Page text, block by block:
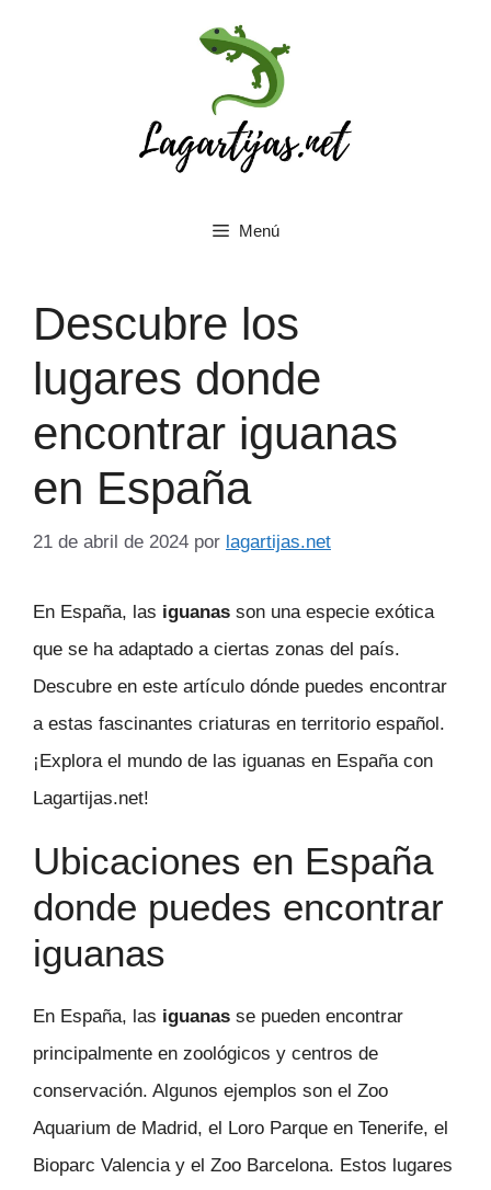
Menú
Descubre los
lugares donde
encontrar iguanas
en España
21 de abril de 2024 por lagartijas.net
En España, las iguanas son una especie exótica
que se ha adaptado a ciertas zonas del país.
Descubre en este artículo dónde puedes encontrar
a estas fascinantes criaturas en territorio español.
¡Explora el mundo de las iguanas en España con
Lagartijas.net!
Ubicaciones en España
donde puedes encontrar
iguanas
En España, las iguanas se pueden encontrar
principalmente en zoológicos y centros de
conservación. Algunos ejemplos son el Zoo
Aquarium de Madrid, el Loro Parque en Tenerife, el
Bioparc Valencia y el Zoo Barcelona. Estos lugares